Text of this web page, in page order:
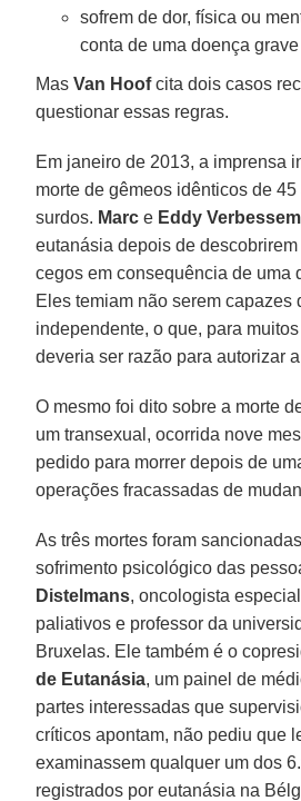
sofrem de dor, física ou
conta de uma doença
MasVan Hoofcita dois casos
questionar essas regras.
Em janeiro de 2013, a imprensa
morte de gêmeos idênticos de
surdos. Marc e Eddy Verbessem
eutanásia depois de
cegos em consequência de uma
Eles temiam não serem capazes
independente, o que, para
deveria ser razão para autorizar
O mesmo foi dito sobre a morte
um transexual, ocorrida nove
pedido para morrer depois de
operações fracassadas de
As três mortes foram
sofrimento psicológico das
Distelmans, oncologista
paliativos e professor da
Bruxelas. Ele também é o
de Eutanásia, um painel de
partes interessadas que
críticos apontam, não pediu que
examinassem qualquer um dos
registrados por eutanásia na